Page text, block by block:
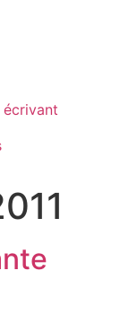
écrivant